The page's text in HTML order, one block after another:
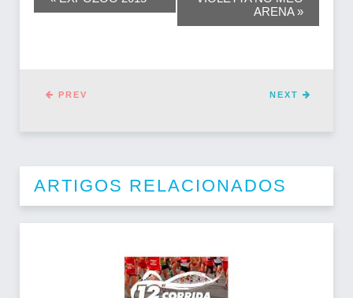
DO
ARENA»
NEXT
PREV
ARTIGOS RELACIONADOS